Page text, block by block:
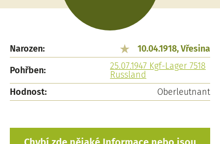
Narozen:
10.04.1918, Vřesina
Pohřben:
25.07.1947 Kgf-Lager 7518
Russland
Hodnost:
Oberleutnant